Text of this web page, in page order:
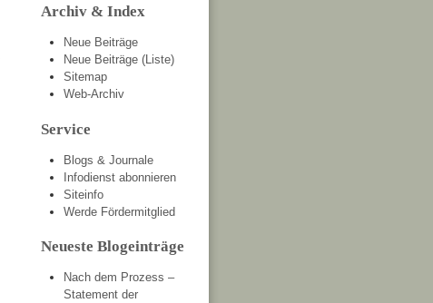
Archiv & Index
Neue Beiträge
Neue Beiträge (Liste)
Sitemap
Web-Archiv
Service
Blogs & Journale
Infodienst abonnieren
Siteinfo
Werde Fördermitglied
Neueste Blogeinträge
Nach dem Prozess –
Statement der